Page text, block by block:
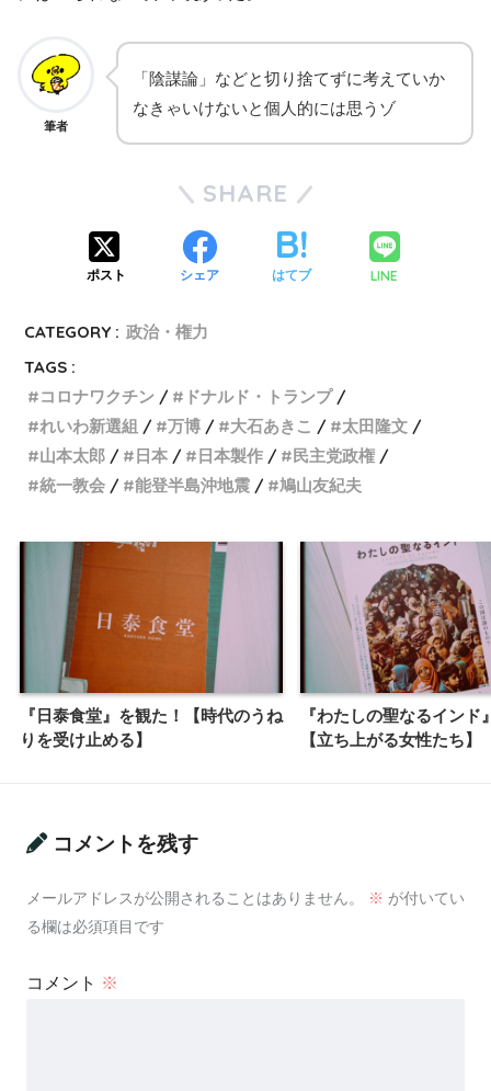
筆者
「陰謀論」などと切り捨てずに考えていか
なきゃいけないと個人的には思うゾ
SHARE
ポスト シェア はてブ LINE
CATEGORY : 政治・権力
TAGS :
コロナワクチン
ドナルド・トランプ
れいわ新選組
万博 大石あきこ
太田隆文
山本太郎
日本 日本製作
民主党政権
統一教会
能登半島沖地震 鳩山友紀夫
『日泰食堂』を観た！【時代のうね
りを受け止める】
『わたしの聖なるインド
【立ち上がる女性たち】
コメントを残す
メールアドレスが公開されることはありません。 ※ が付いてい
る欄は必須項目です
コメント ※